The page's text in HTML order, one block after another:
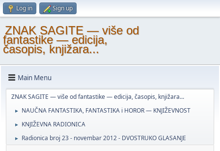
Log in Sign up
ZNAK SAGITE — više od
fantastike — edicija,
časopis, knjižara...
Main Menu
ZNAK SAGITE — više od fantastike — edicija, časopis, knjižara...
► NAUČNA FANTASTIKA, FANTASTIKA i HOROR — KNJIŽEVNOST
► KNJIŽEVNA RADIONICA
► Radionica broj 23 - novembar 2012 - DVOSTRUKO GLASANJE